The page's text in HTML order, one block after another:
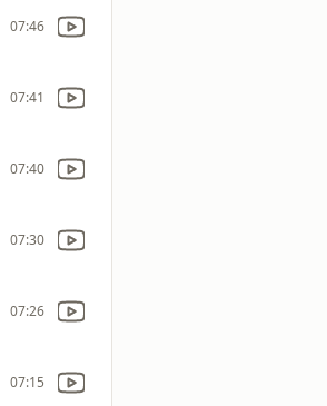
07:46
07:41
07:40
07:30
07:26
07:15